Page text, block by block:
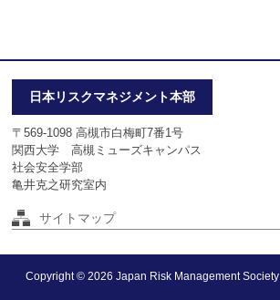
日本リスクマネジメント本部
〒569-1098 高槻市白梅町7番1号
関西大学 高槻ミューズキャンパス
社会安全学部
亀井克之研究室内
サイトマップ
Copyright © 2026Japan Risk Management Society